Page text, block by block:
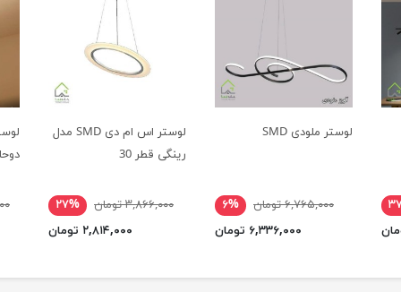
لوستر ملودی SMD
۶,۷۶۵,۰۰۰ تومان
۶%
۶,۳۳۶,۰۰۰ تومان
لوستر اس ام دی SMD مدل
رینگی قطر 30
۳,۸۶۶,۰۰۰ تومان
۲۷%
۲,۸۱۴,۰۰۰ تومان